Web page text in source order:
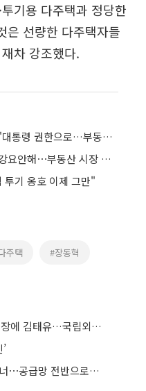
기용 다주택과 정당한
은 선량한 다주택자들
차 강조했다.
李대통령, 설에도 SNS 메시지 "대통령 권한으로…부동산공화국 극복에 사력"
李대통령 "나는 1주택, 집 팔라 강요안해⋯부동산 시장 정상화 하자는 것"
기 옹호 이제 그만"
주택 #장동혁
이 대통령, 규제합리화위 부위원장에 김태유…국립외교원장 김흥규
이 대통령 “아르헨, 최적의 파트너⋯공급망 전반으로 확대”